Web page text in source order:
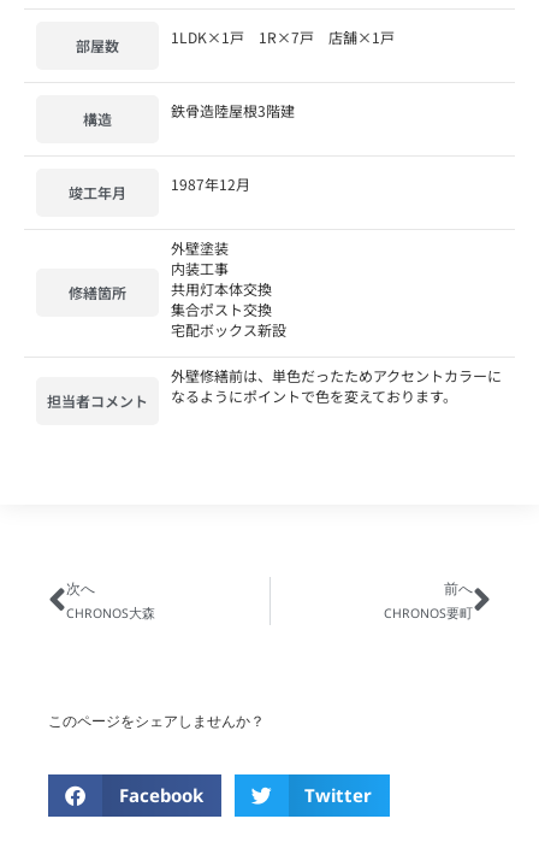
部屋数 1LDK×1戸 1R×7戸 店舗×1戸
構造 鉄骨造陸屋根3階建
竣工年月 1987年12月
修繕箇所
外壁塗装
内装工事
共用灯本体交換
集合ポスト交換
宅配ボックス新設
担当者コメント
外壁修繕前は、単色だったためアクセントカラーに
なるようにポイントで色を変えております。
次へ
CHRONOS大森
前へ
CHRONOS要町
このページをシェアしませんか？
Facebook Twitter